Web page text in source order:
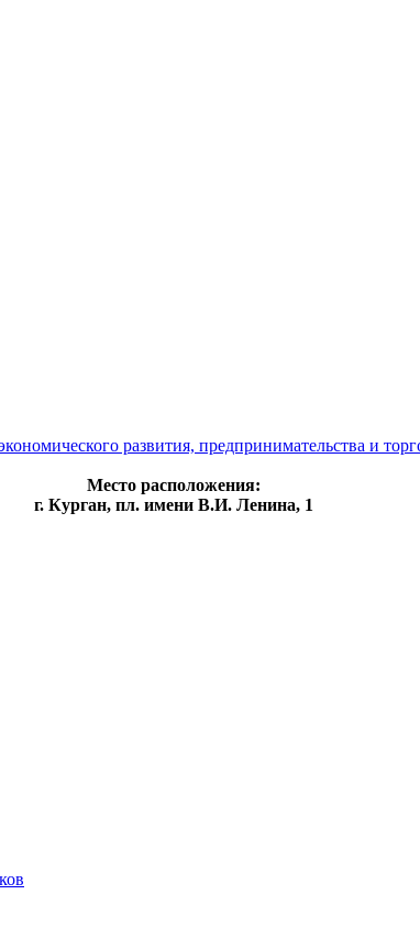
развития, предпринимательства и
Место расположения:
г. Курган, пл. имени В.И. Ленина, 1